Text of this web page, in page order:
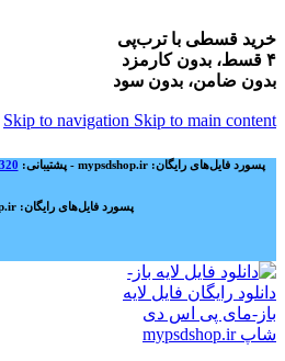
خرید قسطی با ترب‌پی
۴ قسط، بدون کارمزد
بدون ضامن، بدون سود
Skip to navigation Skip to main content
پسورد فایل‌های رایگان: mypsdshop.ir - پشتیبانی: arshiya_ag@yahoo.com
پسورد فایل‌های رایگان: mypsdshop.ir